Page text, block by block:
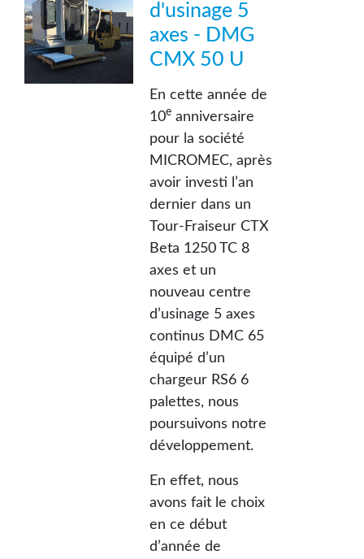
d'usinage 5
axes - DMG
CMX 50 U
En cette année de
10e anniversaire
pour la société
MICROMEC, après
avoir investi l’an
dernier dans un
Tour-Fraiseur CTX
Beta 1250 TC 8
axes et un
nouveau centre
d’usinage 5 axes
continus DMC 65
équipé d’un
chargeur RS6 6
palettes, nous
poursuivons notre
développement.
En effet, nous
avons fait le choix
en ce début
d’année de